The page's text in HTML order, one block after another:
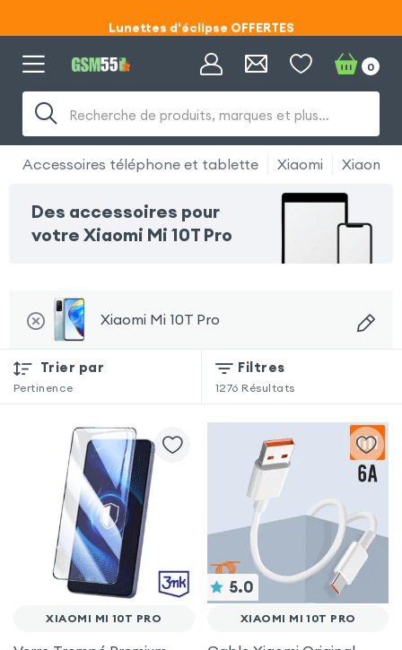
Code ECLIPSE55
Code ECLIPSE55
Recherche de produits, marques et plus…
0
Accessoires téléphone et tablette Xiaomi Xiaomi
Des accessoires pour
votre Xiaomi Mi 10T Pro
Xiaomi Mi 10T Pro
Trier par
Pertinence
Filtres
1276 Résultats
XIAOMI MI 10T PRO
5.0
XIAOMI MI 10T PRO